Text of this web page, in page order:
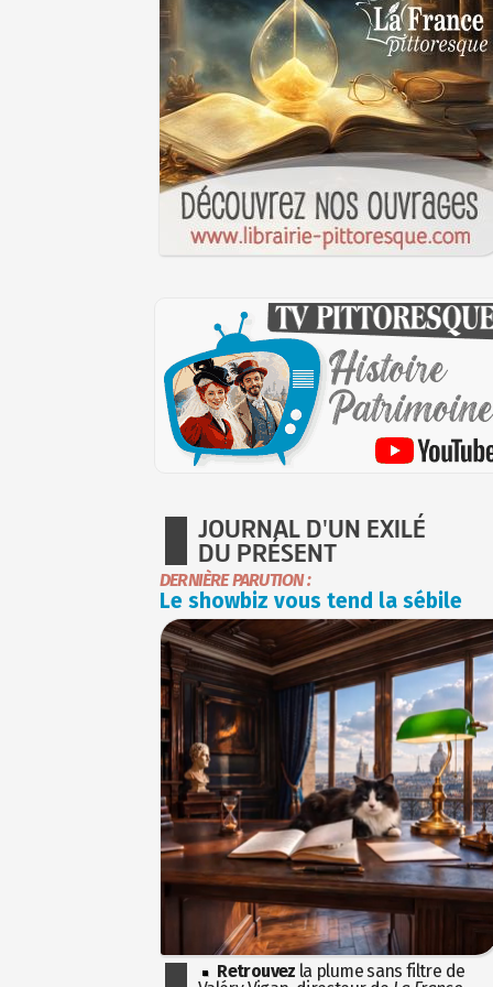
JOURNAL D'UN EXILÉ
DU PRÉSENT
DERNIÈRE PARUTION :
Le showbiz vous tend la sébile
Retrouvez la plume sans filtre de